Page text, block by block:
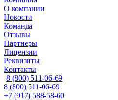
О компании
Новости
Команда
Отзывы
Партнеры
Лицензии
Реквизиты
Контакты
8 (800) 511-06-69
8 (800) 511-06-69
+7 (917) 588-58-60